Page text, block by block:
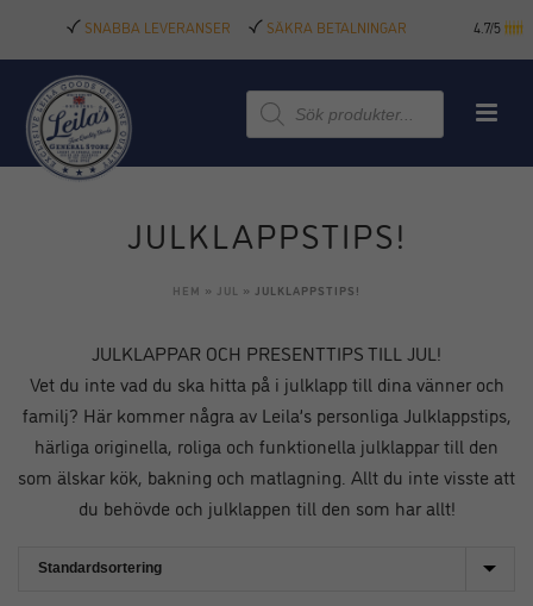
SNABBA LEVERANSER SÄKRA BETALNINGAR 4.7/5
Produktsökning
JULKLAPPSTIPS!
HEM » JUL » JULKLAPPSTIPS!
JULKLAPPAR OCH PRESENTTIPS TILL JUL!
Vet du inte vad du ska hitta på i julklapp till dina vänner och
familj? Här kommer några av Leila’s personliga Julklappstips,
härliga originella, roliga och funktionella julklappar till den
som älskar kök, bakning och matlagning. Allt du inte visste att
du behövde och julklappen till den som har allt!